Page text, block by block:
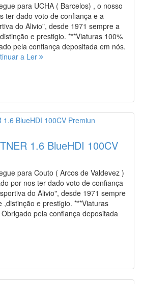
para UCHA ( Barcelos) , o nosso
ter dado voto de confiança e a
do Alivio", desde 1971 sempre a
e prestigio. ***Viaturas 100%
pela confiança depositada em nós.
a Ler
1.6 BlueHDI 100CV
para Couto ( Arcos de Valdevez )
por nos ter dado voto de confiança
do Alivio", desde 1971 sempre
,distinção e prestigio. ***Viaturas
pela confiança depositada